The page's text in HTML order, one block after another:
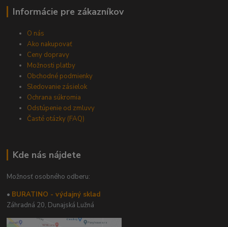
Informácie pre zákazníkov
O nás
Ako nakupovať
Ceny dopravy
Možnosti platby
Obchodné podmienky
Sledovanie zásielok
Ochrana súkromia
Odstúpenie od zmluvy
Časté otázky (FAQ)
Kde nás nájdete
Možnosť osobného odberu:
• BURATINO - výdajný sklad
Záhradná 20, Dunajská Lužná